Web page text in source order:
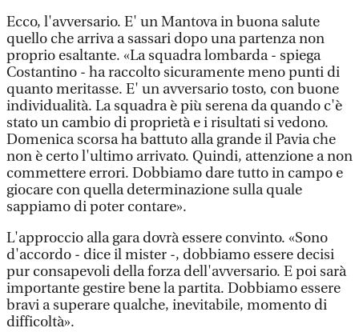
Ecco, l'avversario. E' un Mantova in buona salute
quello che arriva a sassari dopo una partenza non
proprio esaltante. «La squadra lombarda - spiega
Costantino - ha raccolto sicuramente meno punti di
quanto meritasse. E' un avversario tosto, con buone
individualità. La squadra è più serena da quando c'è
stato un cambio di proprietà e i risultati si vedono.
Domenica scorsa ha battuto alla grande il Pavia che
non è certo l'ultimo arrivato. Quindi, attenzione a non
commettere errori. Dobbiamo dare tutto in campo e
giocare con quella determinazione sulla quale
sappiamo di poter contare».
L'approccio alla gara dovrà essere convinto. «Sono
d'accordo - dice il mister -, dobbiamo essere decisi
pur consapevoli della forza dell'avversario. E poi sarà
importante gestire bene la partita. Dobbiamo essere
bravi a superare qualche, inevitabile, momento di
difficoltà».